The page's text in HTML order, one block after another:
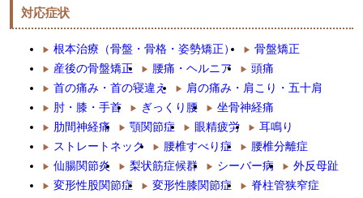
対応症状
根本治療（骨盤・骨格・姿勢矯正）
骨盤矯正
産後の骨盤矯正
腰痛・ヘルニア
頭痛
首の痛み・首の寝違え
肩の痛み・肩こり・五十肩
肘・膝・手首
ぎっくり腰
坐骨神経痛
肋間神経痛
顎関節症 眼精疲労
耳鳴り
ストレートネック
腰椎すべり症
腰椎分離症
仙腸関節炎
梨状筋症候群 シーバー病
外反母趾
変形性股関節症
変形性膝関節症
脊柱管狭窄症